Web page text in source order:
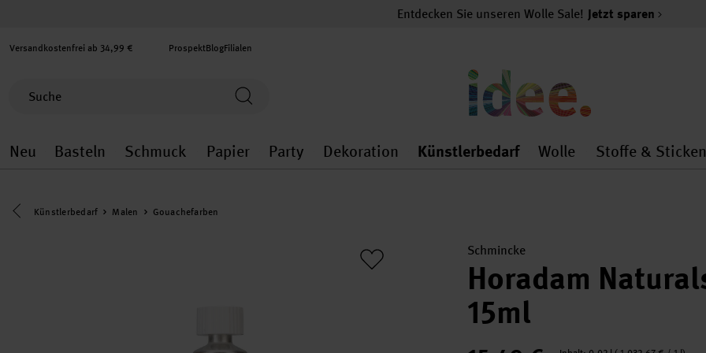
Entdecken Sie unseren Wolle Sale! Jetzt sparen
Versandkostenfrei ab 34,99 € ProspektBlogFilialen
Neu
Neu general.openMenu
Basteln
Basteln general.openMenu
Schmuck
Schmuck general.openMenu
Papier
Papier general.openMenu
Party
Party general.openMenu
Dekoration
Dekoration general.openMenu
Künstlerbedarf
Künstlerbedarf
Wolle
Wolle
Stoffe & Sticken
Eine Kategorie zurück navigieren
Künstlerbedarf Malen Gouachefarben
Schmincke
Horadam
15ml